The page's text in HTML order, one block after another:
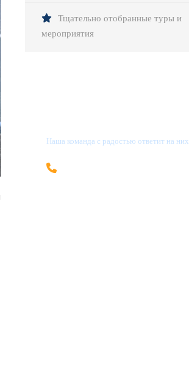
Тщательно отобранные туры и
мероприятия
Наша команда с радостью ответит на них